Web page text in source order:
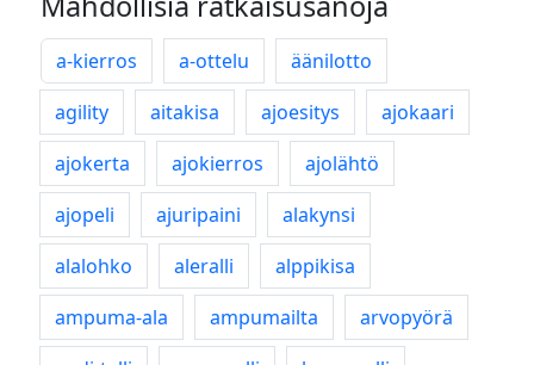
a-kierros a-ottelu
äänilotto
agility
aitakisa ajoesitys
ajokaari
ajokerta
ajokierros
ajolähtö
ajopeli
ajuripaini
alakynsi
alalohko
aleralli
alppikisa
ampuma-ala
ampumailta
arvopyörä